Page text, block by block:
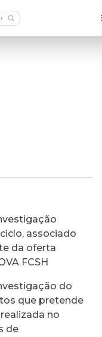
associado
da oferta
FCSH
do
que pretende
no
de